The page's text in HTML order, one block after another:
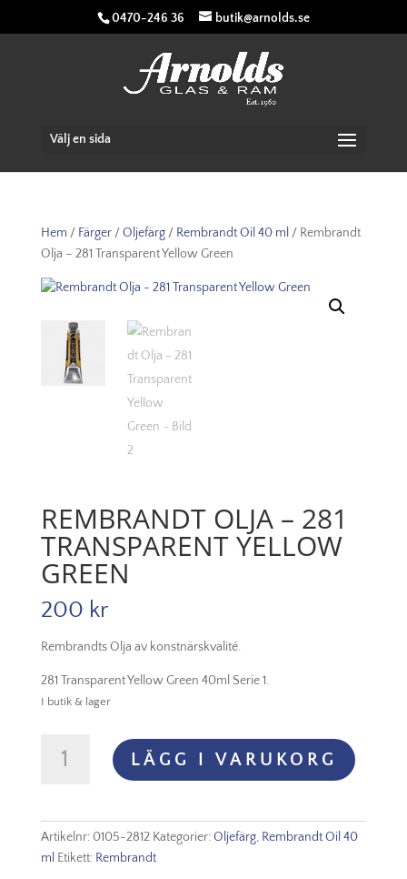
0470-246 36 butik@arnolds.se
Välj en sida
Hem / Färger/Oljefärg/ Rembrandt Oil 40 ml / Rembrandt
Olja – 281 Transparent Yellow Green
REMBRANDT OLJA – 281
TRANSPARENT YELLOW
GREEN
200 kr
Rembrandts Olja av konstnärskvalité.
281 Transparent Yellow Green 40ml Serie 1.
I butik & lager
LÄGG I VARUKORG
Artikelnr: 0105-2812 Kategorier:Oljefärg, Rembrandt Oil 40
ml Etikett: Rembrandt